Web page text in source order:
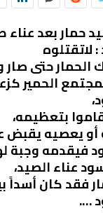
حمار بعد عناء
لاتقتلوه
الحمار حتى صار
الحمير
بتعظيمه،
يعصيه يقبض
فيقدمه وجبة
عناء الصيد،
فقد كان أسداً
….